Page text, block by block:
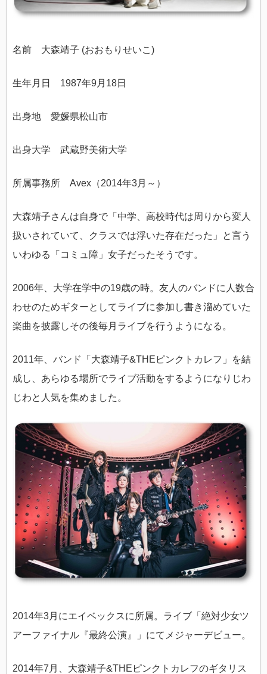
名前 大森靖子 (おおもりせいこ)
生年月日 1987年9月18日
出身地 愛媛県松山市
出身大学 武蔵野美術大学
所属事務所 Avex（2014年3月～）
大森靖子さんは自身で「中学、高校時代は周りから変人
扱いされていて、クラスでは浮いた存在だった」と言う
いわゆる「コミュ障」女子だったそうです。
2006年、大学在学中の19歳の時。友人のバンドに人数合
わせのためギターとしてライブに参加し書き溜めていた
楽曲を披露しその後毎月ライブを行うようになる。
2011年、バンド「大森靖子&THEピンクトカレフ」を結
成し、あらゆる場所でライブ活動をするようになりじわ
じわと人気を集めました。
2014年3月にエイベックスに所属。ライブ「絶対少女ツ
アーファイナル『最終公演』」にてメジャーデビュー。
2014年7月、大森靖子&THEピンクトカレフのギタリス